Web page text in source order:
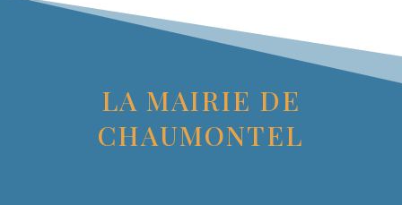
LA MAIRIE DE
CHAUMONTEL